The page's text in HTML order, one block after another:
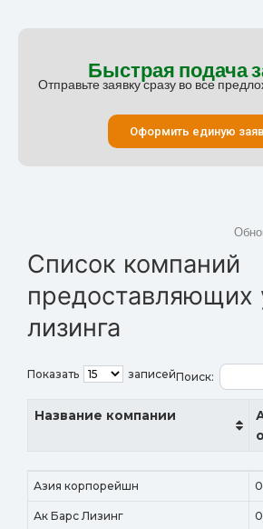
Быстрая подача
Отправьте заявку сразу во все
Оформить единую
Список компаний
предоставляющих
лизинга
Показать записейПоиск:
Название компании
Название компании
Азия корпорейшн
Ак Барс Лизинг